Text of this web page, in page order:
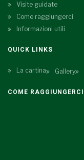
Visite guidate
Come raggiungerci
Informazioni utili
QUICK LINKS
La cartina Gallery
COME RAGGIUNGERCI